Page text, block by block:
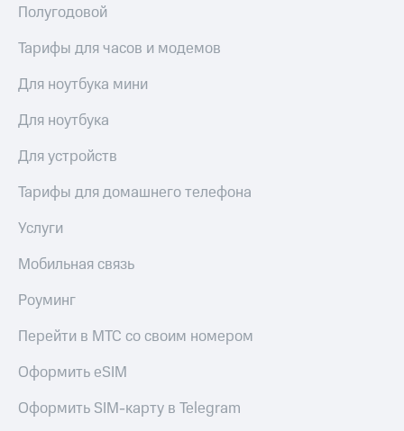
Полугодовой
Тарифы для часов и модемов
Для ноутбука мини
Для ноутбука
Для устройств
Тарифы для домашнего телефона
Услуги
Мобильная связь
Роуминг
Перейти в МТС со своим номером
Оформить eSIM
Оформить SIM-карту в Telegram